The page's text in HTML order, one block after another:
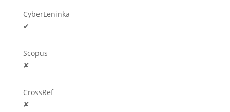
CyberLeninka
✔
Scopus
✘
CrossRef
✘